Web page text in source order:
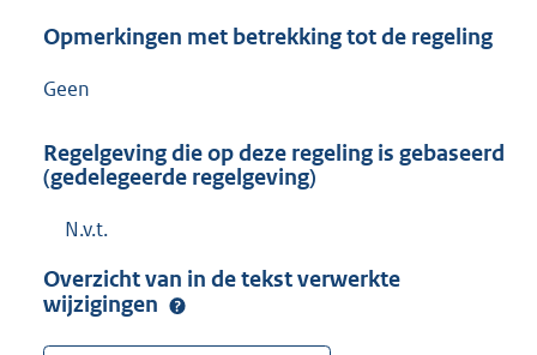
Opmerkingen met betrekking tot de regeling
Geen
Regelgeving die op deze regeling is gebaseerd
(gedelegeerde regelgeving)
N.v.t.
Overzicht van in de tekst verwerkte
wijzigingen